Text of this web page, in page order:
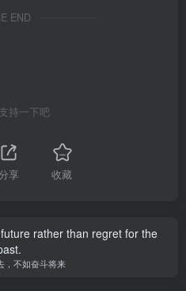
END
持一下吧
享 收藏
rather than regret for the
，不如奋斗将来